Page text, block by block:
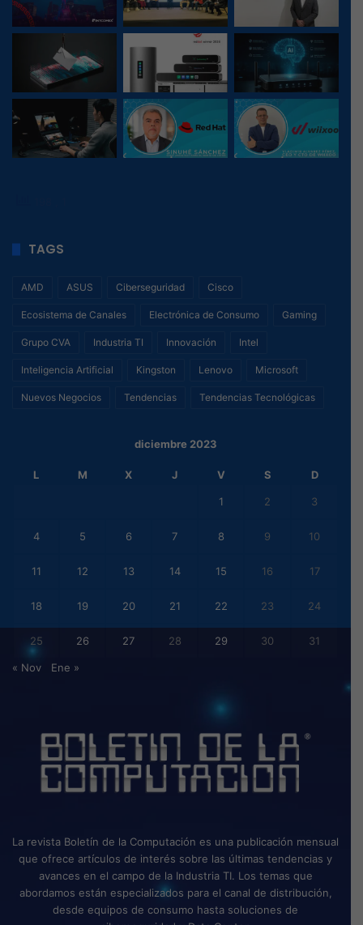
TAGS
AMD ASUS Ciberseguridad Cisco
Ecosistema de Canales Electrónica de Consumo Gaming
Grupo CVA Industria TI Innovación Intel
Inteligencia Artificial Kingston Lenovo Microsoft
Nuevos Negocios Tendencias Tendencias Tecnológicas
diciembre 2023
L M X J V S D
1 2 3
4 5 6 7 8 9 10
11 12 13 14 15 16 17
18 19 20 21 22 23 24
25 26 27 28 29 30 31
« Nov Ene »
La revista Boletín de la Computación es una publicación mensual
que ofrece artículos de interés sobre las últimas tendencias y
avances en el campo de la Industria TI. Los temas que
abordamos están especializados para el canal de distribución,
desde equipos de consumo hasta soluciones de